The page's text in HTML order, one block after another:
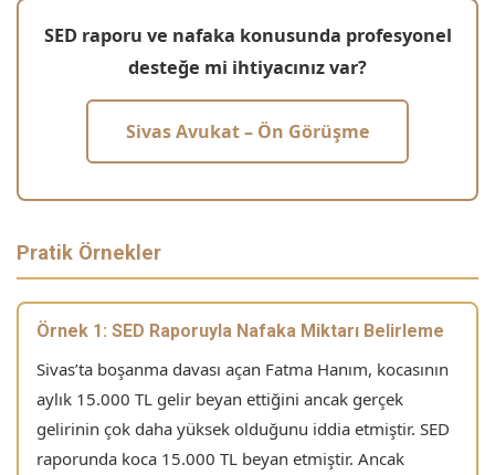
SED raporu ve nafaka konusunda profesyonel
desteğe mi ihtiyacınız var?
Sivas Avukat – Ön Görüşme
Pratik Örnekler
Örnek 1: SED Raporuyla Nafaka Miktarı Belirleme
Sivas’ta boşanma davası açan Fatma Hanım, kocasının
aylık 15.000 TL gelir beyan ettiğini ancak gerçek
gelirinin çok daha yüksek olduğunu iddia etmiştir. SED
raporunda koca 15.000 TL beyan etmiştir. Ancak